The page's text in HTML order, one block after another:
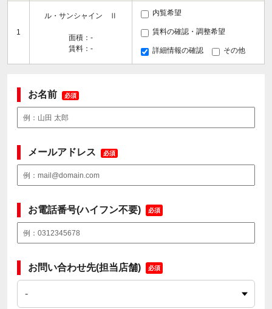
1
ル・サンシャイン Ⅱ
面積：-
賃料：-
内覧希望
賃料の確認・調整希望
詳細情報の確認 その他
お名前 必須
メールアドレス 必須
お電話番号(ハイフン不要) 必須
お問い合わせ先(担当店舗) 必須